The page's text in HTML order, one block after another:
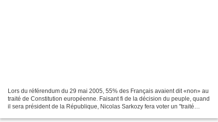
Lors du référendum du 29 mai 2005, 55% des Français avaient dit «non» au
traité de Constitution européenne. Faisant fi de la décision du peuple, quand
il sera président de la République, Nicolas Sarkozy fera voter un "traité